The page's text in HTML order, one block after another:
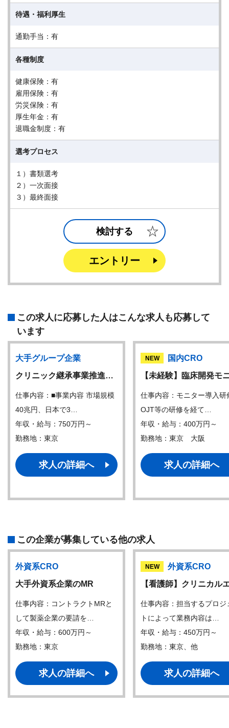
待遇・福利厚生
通勤手当：有
各種制度
健康保険：有
雇用保険：有
労災保険：有
厚生年金：有
退職金制度：有
選考プロセス
１）書類選考
２）一次面接
３）最終面接
検討する
エントリー
この求人に応募した人はこんな求人も応募して
います
大手グループ企業
クリニック継承事業推進…
仕事内容：■事業内容 市場規模
40兆円、日本で3…
年収・給与：750万円～
勤務地：東京
求人の詳細へ
NEW
国内CRO
【未経験】臨床開発モ
仕事内容：モニター導入研
OJT等の研修を経て…
年収・給与：400万円～
勤務地：東京 大阪
求人の詳細へ
この企業が募集している他の求人
外資系CRO
大手外資系企業のMR
仕事内容：コントラクトMRと
して製薬企業の要請を…
年収・給与：600万円～
勤務地：東京
求人の詳細へ
NEW
外資系CRO
【看護師】クリニカル
仕事内容：担当するプロジ
トによって業務内容は…
年収・給与：450万円～
勤務地：東京、他
求人の詳細へ